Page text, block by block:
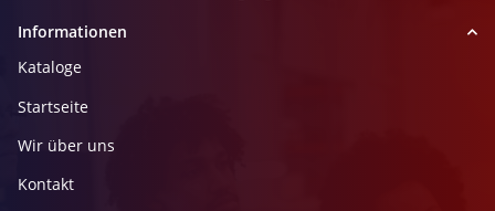
Informationen
Kataloge
Startseite
Wir über uns
Kontakt